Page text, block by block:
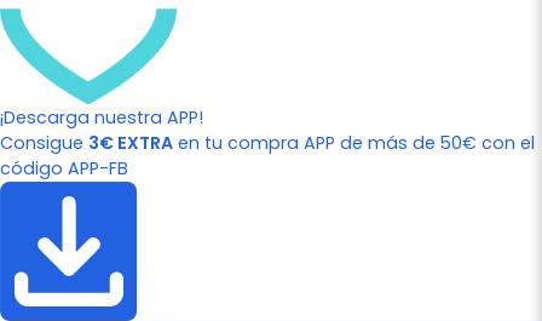
¡Descarga nuestra APP!
Consigue 3€ EXTRA en tu compra APP de más de 50€ con el
código APP-FB